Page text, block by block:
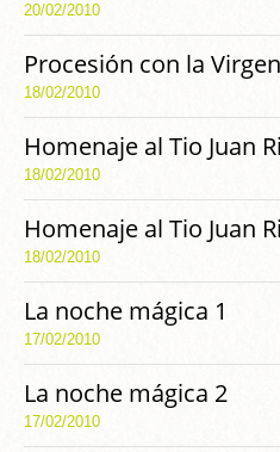
20/02/2010
Procesión con la
18/02/2010
Homenaje al Tio Juan
18/02/2010
Homenaje al Tio Juan
18/02/2010
La noche mágica 1
17/02/2010
La noche mágica 2
17/02/2010